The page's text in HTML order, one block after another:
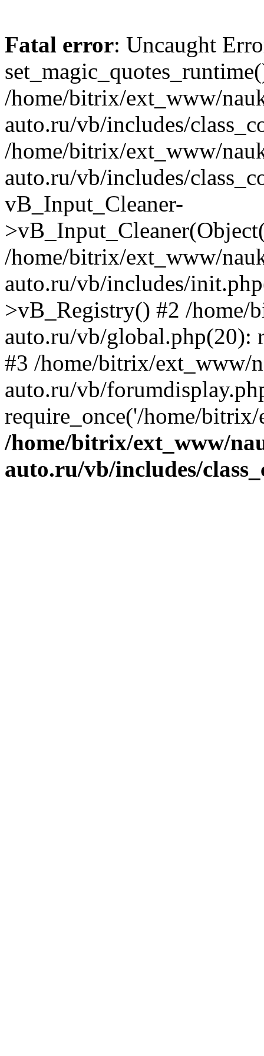
Fatal error: Uncaught
/home/bitrix/ext_www/
auto.ru/vb/includes/
/home/bitrix/ext_www/
auto.ru/vb/includes/
vB_Input_Cleaner-
/home/bitrix/ext_www/
auto.ru/vb/includes/
>vB_Registry() #2 /home/
auto.ru/vb/global.php(20):
#3 /home/bitrix/ext_www/
auto.ru/vb/
require_once('/home/
/home/bitrix/ext_www/
auto.ru/vb/includes/